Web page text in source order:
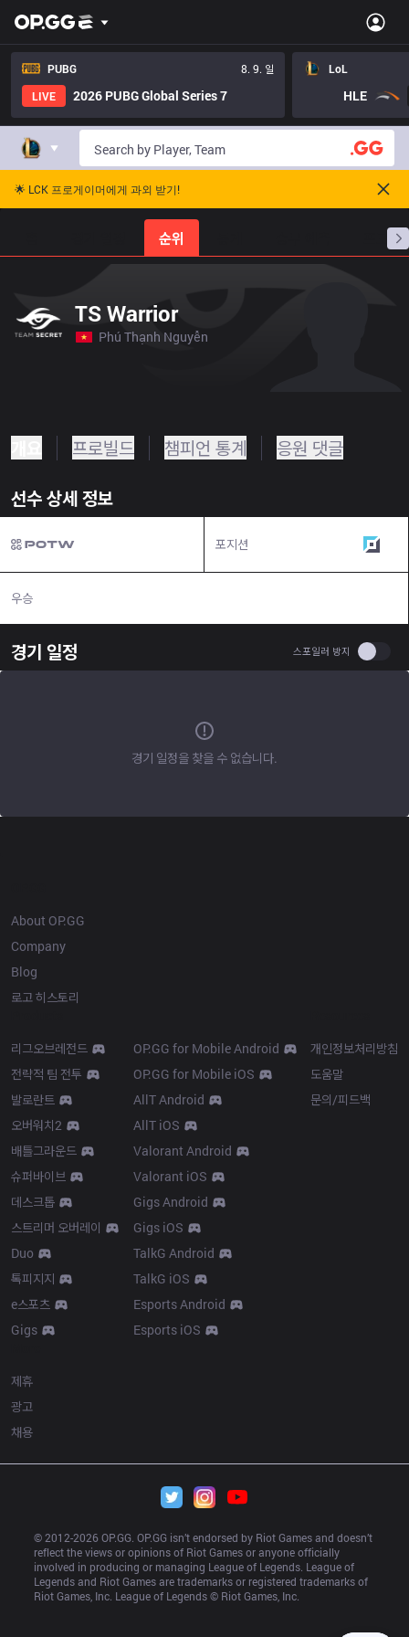
PUBG
8. 9. 일
LIVE
2026 PUBG Global Series 7
LoL
HLE
🌟 LCK 프로게이머에게 과외 받기!
순위 프로빌
TS Warrior
Phú Thạnh Nguyễn
프로빌드 챔피언 통계 응원 댓글
선수 상세 정보
포지션
우승
경기 일정 스포일러 방지 Use
경기 일정을 찾을 수 없습니다.
About OP.GG
Company
Blog
로고 히스토리
리그오브레전드
전략적 팀 전투
발로란트
오버워치2
배틀그라운드
슈퍼바이브
데스크톱
스트리머 오버레이
Duo
톡피지지
e스포츠
Gigs
OP.GG for Mobile Android
OP.GG for Mobile iOS
AllT Android
AllT iOS
Valorant Android
Valorant iOS
Gigs Android
Gigs iOS
TalkG Android
TalkG iOS
Esports Android
Esports iOS
개인정보처리방침
도움말
문의/피드백
제휴
광고
채용
© 2012-2026 OP.GG. OP.GG isn’t endorsed by Riot Games and doesn’t
reflect the views or opinions of Riot Games or anyone officially
involved in producing or managing League of Legends. League of
Legends and Riot Games are trademarks or registered trademarks of
Riot Games, Inc. League of Legends © Riot Games, Inc.